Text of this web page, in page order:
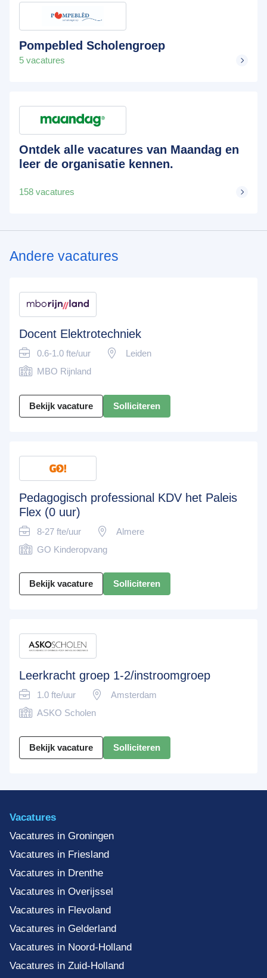
Pompebled Scholengroep
5 vacatures
Ontdek alle vacatures van Maandag en
leer de organisatie kennen.
158 vacatures
Andere vacatures
Docent Elektrotechniek
0.6-1.0 fte/uur
Leiden
MBO Rijnland
Bekijk vacature Solliciteren
Pedagogisch professional KDV het Paleis
Flex (0 uur)
8-27 fte/uur
Almere
GO Kinderopvang
Bekijk vacature Solliciteren
Leerkracht groep 1-2/instroomgroep
1.0 fte/uur
Amsterdam
ASKO Scholen
Bekijk vacature Solliciteren
Vacatures
Vacatures in Groningen
Vacatures in Friesland
Vacatures in Drenthe
Vacatures in Overijssel
Vacatures in Flevoland
Vacatures in Gelderland
Vacatures in Noord-Holland
Vacatures in Zuid-Holland